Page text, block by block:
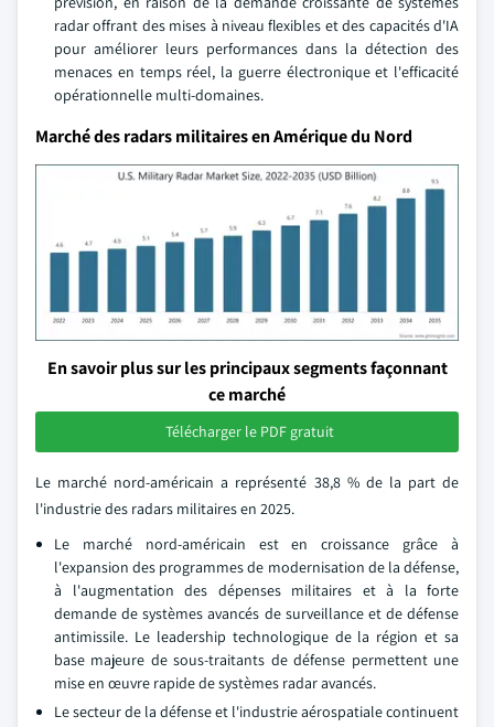
radar offrant des mises à niveau flexibles et des capacités d'IA
pour améliorer leurs performances dans la détection des
menaces en temps réel, la guerre électronique et l'efficacité
opérationnelle multi-domaines.
Marché des radars militaires en Amérique du Nord
En savoir plus sur les principaux segments façonnant
ce marché
Télécharger le PDF gratuit
Le marché nord-américain a représenté 38,8 % de la part de
l'industrie des radars militaires en 2025.
Le marché nord-américain est en croissance grâce à
l'expansion des programmes de modernisation de la défense,
à l'augmentation des dépenses militaires et à la forte
demande de systèmes avancés de surveillance et de défense
antimissile. Le leadership technologique de la région et sa
base majeure de sous-traitants de défense permettent une
mise en œuvre rapide de systèmes radar avancés.
Le secteur de la défense et l'industrie aérospatiale continuent